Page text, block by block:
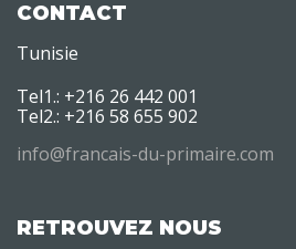
CONTACT
Tunisie
Tel1.: +216 26 442 001
Tel2.: +216 58 655 902
info@francais-du-primaire.com
RETROUVEZ NOUS